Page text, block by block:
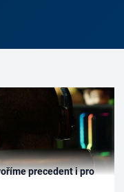
precedent i pro